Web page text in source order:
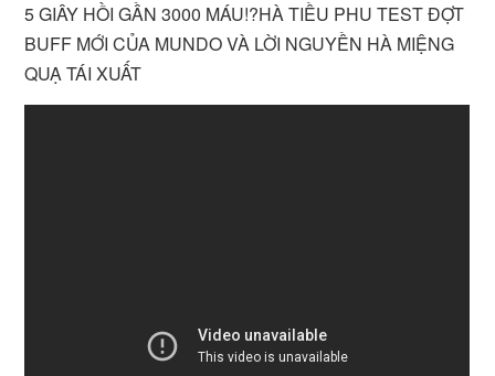
5 GIÂY HỒI GẦN 3000 MÁU!?HÀ TIỀU PHU TEST ĐỢT
BUFF MỚI CỦA MUNDO VÀ LỜI NGUYỀN HÀ MIỆNG
QUẠ TÁI XUẤT